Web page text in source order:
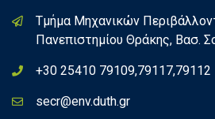
Τμήμα Μηχανικών
Πανεπιστημίου Θράκης, Βασ.
+30 25410 79109,79117,79112
secr@env.duth.gr